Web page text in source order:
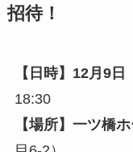
招待！
【日時】12月9日
18:30
【場所】一ツ橋